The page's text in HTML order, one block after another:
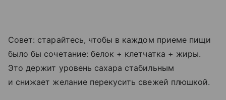
Совет: старайтесь, чтобы в каждом приеме пищи
было бы сочетание: белок + клетчатка + жиры.
Это держит уровень сахара стабильным
и снижает желание перекусить свежей плюшкой.